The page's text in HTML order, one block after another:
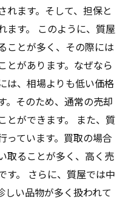
れます。そして、担保と
ます。 このように、質屋
ことが多く、その際には
とがあります。なぜなら
は、相場よりも低い価格
。そのため、通常の売却
とができます。 また、質
っています。買取の場合
取ることが多く、高く売
す。 さらに、質屋では中
しい品物が多く扱われて